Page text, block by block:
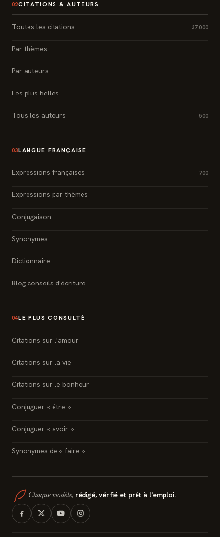
02CITATIONS & AUTEURS
Toutes les citations 37 000
Par thèmes
Par auteurs
Les plus belles
Tous les auteurs 500
03LANGUE FRANÇAISE
Expressions françaises 700
Expressions par thèmes
Conjugaison
Synonymes
Dictionnaire
Blog conseils d'écriture
04LE PLUS CONSULTÉ
Citations sur l'amour
Citations sur la vie
Citations sur le bonheur
Conjuguer « être »
Conjuguer « avoir »
Synonymes de « faire »
Chaque modèle, rédigé, vérifié et prêt à l'emploi.